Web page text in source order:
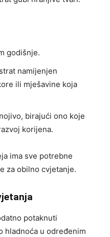
godišnje.
namijenjen
ili mješavine koja
birajući ono koje
korijena.
ima sve potrebne
za obilno cvjetanje.
potaknuti
hladnoća u određenim